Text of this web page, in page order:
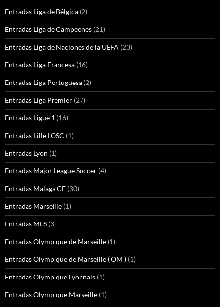
Entradas Liga de Bélgica (2)
Entradas Liga de Campeones (21)
Entradas Liga de Naciones de la UEFA (23)
Entradas Liga Francesa (16)
Entradas Liga Portuguesa (2)
Entradas Liga Premier (27)
Entradas Ligue 1 (16)
Entradas Lille LOSC (1)
Entradas Lyon (1)
Entradas Major League Soccer (4)
Entradas Malaga CF (30)
Entradas Marseille (1)
Entradas MLS (3)
Entradas Olympique de Marseille (1)
Entradas Olympique de Marseille ( OM ) (1)
Entradas Olympique Lyonnais (1)
Entradas Olympique Marseille (1)